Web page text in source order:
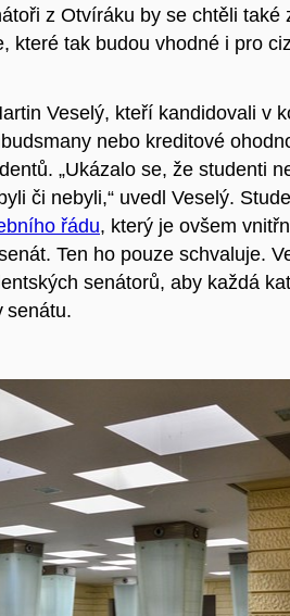
z Otvíráku by se chtěli také
které tak budou vhodné i pro
Veselý, kteří kandidovali v
nebo kreditové
„Ukázalo se, že studenti
či nebyli,“ uvedl Veselý.
řádu, který je ovšem
Ten ho pouze schvaluje.
senátorů, aby každá
senátu.